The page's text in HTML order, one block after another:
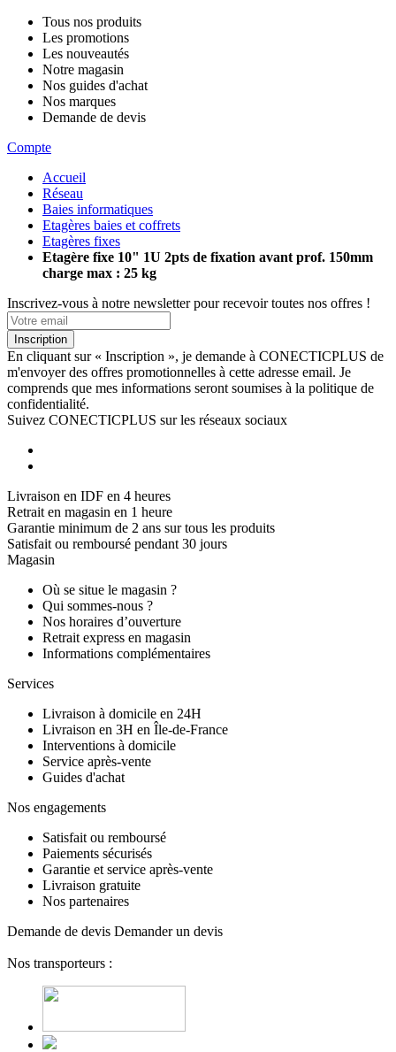
Tous nos produits
Les promotions
Les nouveautés
Notre magasin
Nos guides d'achat
Nos marques
Demande de devis
Compte
Accueil
Réseau
Baies informatiques
Etagères baies et coffrets
Etagères fixes
Etagère fixe 10" 1U 2pts de fixation avant prof. 150mm
charge max : 25 kg
Inscrivez-vous à notre newsletter pour recevoir toutes nos offres !
Inscription
En cliquant sur « Inscription », je demande à CONECTICPLUS de
m'envoyer des offres promotionnelles à cette adresse email. Je
comprends que mes informations seront soumises à la politique de
confidentialité.
Suivez CONECTICPLUS sur les réseaux sociaux
Livraison en IDF en 4 heures
Retrait en magasin en 1 heure
Garantie minimum de 2 ans sur tous les produits
Satisfait ou remboursé pendant 30 jours
Magasin
Où se situe le magasin ?
Qui sommes-nous ?
Nos horaires d’ouverture
Retrait express en magasin
Informations complémentaires
Services
Livraison à domicile en 24H
Livraison en 3H en Île-de-France
Interventions à domicile
Service après-vente
Guides d'achat
Nos engagements
Satisfait ou remboursé
Paiements sécurisés
Garantie et service après-vente
Livraison gratuite
Nos partenaires
Demande de devis Demander un devis
Nos transporteurs :